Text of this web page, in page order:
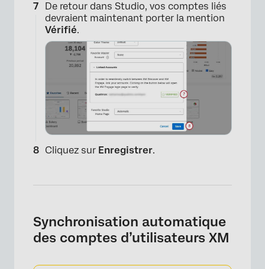
×
×
De retour dans Studio, vos comptes liés
devraient maintenant porter la mention
Vérifié.
Cliquez sur Enregistrer.
Synchronisation automatique
des comptes d’utilisateurs XM